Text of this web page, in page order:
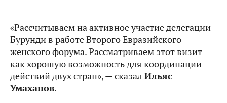
«Рассчитываем на активное участие делегации
Бурунди в работе Второго Евразийского
женского форума. Рассматриваем этот визит
как хорошую возможность для координации
действий двух стран», — сказал Ильяс
Умаханов.